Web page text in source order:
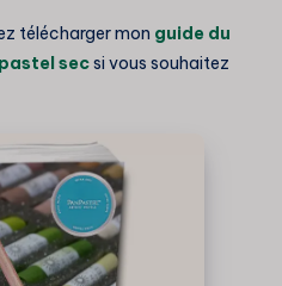
télécharger mon guide du
secsi vous souhaitez